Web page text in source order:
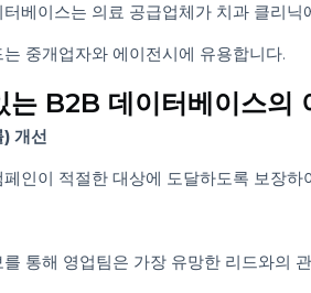
데이터베이스를 활용하여 판매 파이
이스를 활용하여 의료, 기술 또는 금
터베이스는 의료 공급업체가 치과